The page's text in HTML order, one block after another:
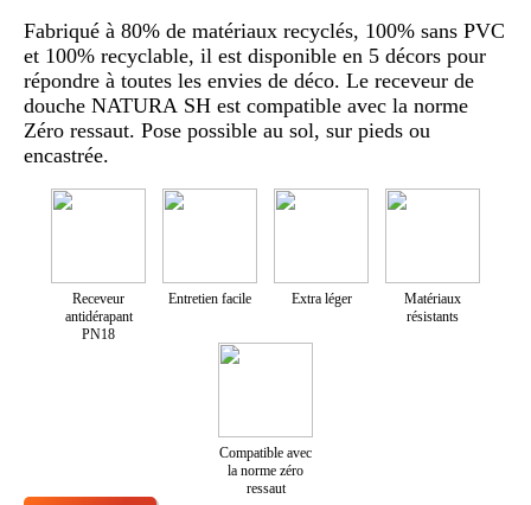
Fabriqué à 80% de matériaux recyclés, 100% sans PVC
et 100% recyclable, il est disponible en 5 décors pour
répondre à toutes les envies de déco. Le receveur de
douche NATURA SH est compatible avec la norme
Zéro ressaut. Pose possible au sol, sur pieds ou
encastrée.
Receveur
antidérapant
PN18
Entretien facile Extra léger
Matériaux
résistants
Compatible avec
la norme zéro
ressaut